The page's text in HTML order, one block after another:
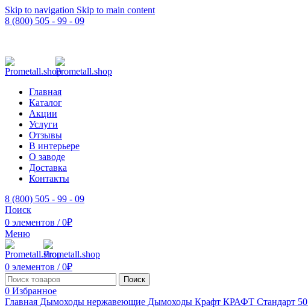
Skip to navigation Skip to main content
8 (800) 505 - 99 - 09
Главная
Каталог
Акции
Услуги
Отзывы
В интерьере
О заводе
Доставка
Контакты
8 (800) 505 - 99 - 09
Поиск
0 элементов / 0₽
Меню
0 элементов / 0₽
Поиск
0 Избранное
Главная Дымоходы нержавеющие Дымоходы Крафт КРАФТ Стандарт 50